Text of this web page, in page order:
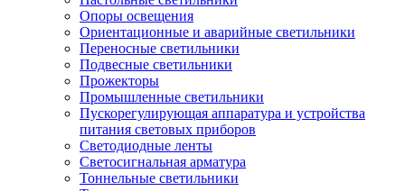
Опоры освещения
Ориентационные и аварийные светильники
Переносные светильники
Подвесные светильники
Прожекторы
Промышленные светильники
Пускорегулирующая аппаратура и устройства
питания световых приборов
Светодиодные ленты
Светосигнальная арматура
Тоннельные светильники